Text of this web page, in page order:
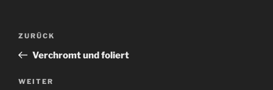
Beitragsnavigation
Vorheriger
Beitrag
ZURÜCK
Verchromt und foliert
Nächster
WEITER